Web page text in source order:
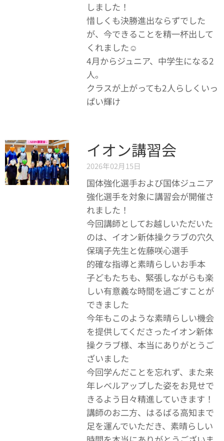
しました！
惜しくも決勝進出ならずでした
が、今できることを精一杯出して
くれました☺︎
4月からジュニア、中学生になる2
人。
クラスが上がっても2人らしくいっ
ぱい輝け🌟
イオン講習会
2026年02月15日
国体強化選手および国体ジュニア
強化選手を対象に講習会が開催さ
れました！
今回講師としてお越しいただいた
のは、イオン新体操クラブの穴久
保璃子先生と佐藤咲心選手✨👏
的確な指導と素晴らしいお手本🤩
子どもたちも、緊張しながらも楽
しい有意義な時間を過ごすことが
できました🙏
今年もこのような素晴らしい機会
を提供してくださったイオン新体
操クラブ様、本当にありがとうご
ざいました✨
今回学んだことを忘れず、また来
年レベルアップした姿をお見せで
きるよう日々精進していきます！
講師のお二方、はるばる高知まで
足を運んでいただき、素晴らしい